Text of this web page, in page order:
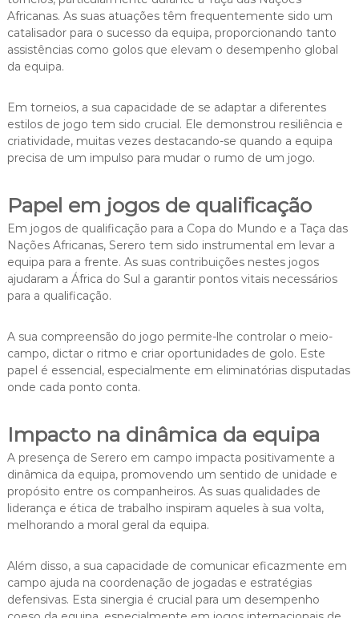
Africanas. As suas atuações têm frequentemente sido um
catalisador para o sucesso da equipa, proporcionando tanto
assistências como golos que elevam o desempenho global
da equipa.
Em torneios, a sua capacidade de se adaptar a diferentes
estilos de jogo tem sido crucial. Ele demonstrou resiliência e
criatividade, muitas vezes destacando-se quando a equipa
precisa de um impulso para mudar o rumo de um jogo.
Papel em jogos de qualificação
Em jogos de qualificação para a Copa do Mundo e a Taça das
Nações Africanas, Serero tem sido instrumental em levar a
equipa para a frente. As suas contribuições nestes jogos
ajudaram a África do Sul a garantir pontos vitais necessários
para a qualificação.
A sua compreensão do jogo permite-lhe controlar o meio-
campo, dictar o ritmo e criar oportunidades de golo. Este
papel é essencial, especialmente em eliminatórias disputadas
onde cada ponto conta.
Impacto na dinâmica da equipa
A presença de Serero em campo impacta positivamente a
dinâmica da equipa, promovendo um sentido de unidade e
propósito entre os companheiros. As suas qualidades de
liderança e ética de trabalho inspiram aqueles à sua volta,
melhorando a moral geral da equipa.
Além disso, a sua capacidade de comunicar eficazmente em
campo ajuda na coordenação de jogadas e estratégias
defensivas. Esta sinergia é crucial para um desempenho